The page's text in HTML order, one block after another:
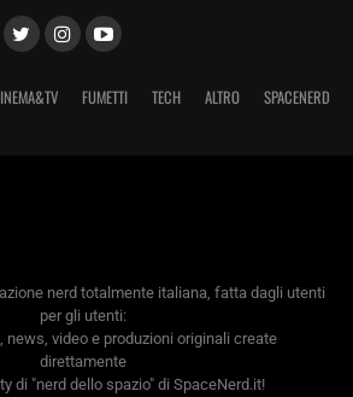
FUMETTI TECH ALTRO SPACENERD
nerd totalmente italiana, fatta dagli utenti
per gli utenti:
news, video e produzioni originali create
direttamente
di "nerd dello spazio" di SpaceNerd.it!